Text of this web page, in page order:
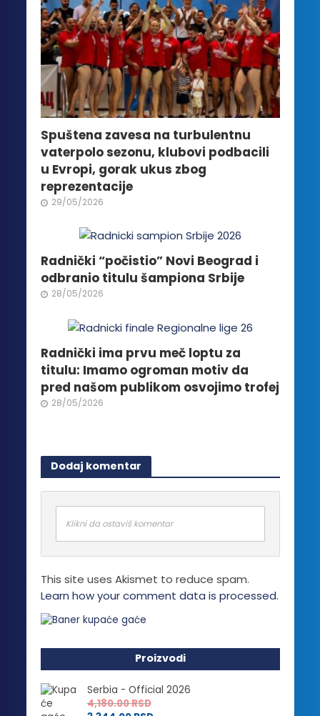
biti
izabrane
na
stranici
proizvoda.
Spuštena zavesa na turbulentnu
vaterpolo sezonu, klubovi podbacili
u Evropi, gorak ukus zbog
reprezentacije
29/05/2026
Radnički “počistio” Novi Beograd i
odbranio titulu šampiona Srbije
28/05/2026
Radnički ima prvu meč loptu za
titulu: Imamo ogroman motiv da
pred našom publikom osvojimo trofej
28/05/2026
Dodaj komentar
Klikni da ostaviš komentar
This site uses Akismet to reduce spam.
Learn how your comment data is processed.
Proizvodi
Serbia - Official 2026
4,180.00RSD